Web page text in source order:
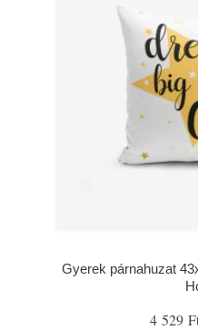
Gyerek párnahuzat
4 529